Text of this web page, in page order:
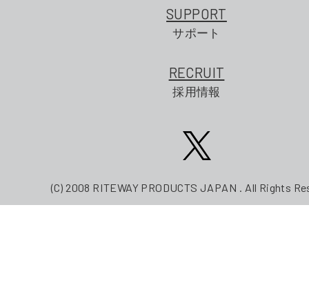
SUPPORT
サポート
RECRUIT
採用情報
(C) 2008 RITEWAY PRODUCTS JAPAN . All Rights